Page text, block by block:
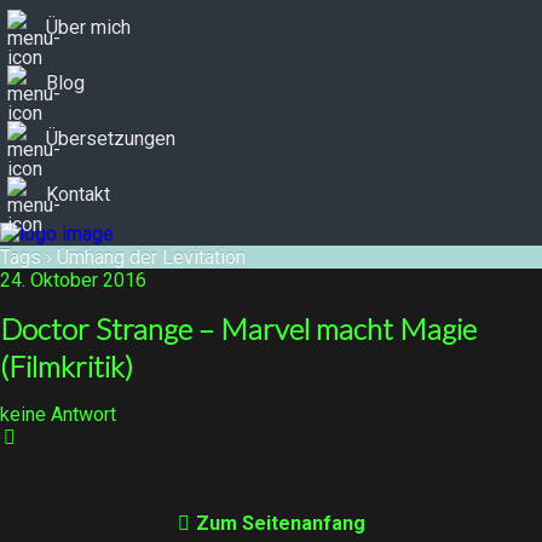
Über mich
Blog
Übersetzungen
Kontakt
Tags › Umhang der Levitation
24. Oktober 2016
Doctor Strange – Marvel macht Magie
(Filmkritik)
keine Antwort
Zum Seitenanfang